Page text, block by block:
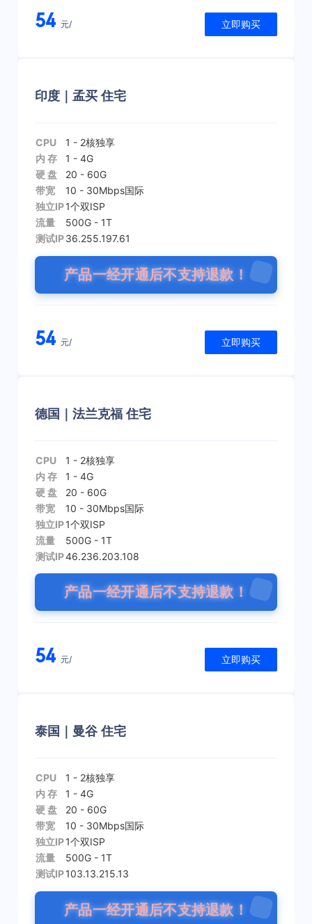
54 元/ 立即购买
印度｜孟买 住宅
CPU 1 - 2核独享
内 存
1 - 4G
硬 盘
20 - 60G
带宽
10 - 30Mbps国际
独立IP1个双ISP
流量
500G - 1T
测试IP36.255.197.61
产品一经开通后不支持退款！
54 元/ 立即购买
德国｜法兰克福 住宅
CPU 1 - 2核独享
内 存
1 - 4G
硬 盘
20 - 60G
带宽
10 - 30Mbps国际
独立IP1个双ISP
流量
500G - 1T
测试IP46.236.203.108
产品一经开通后不支持退款！
54 元/ 立即购买
泰国｜曼谷 住宅
CPU 1 - 2核独享
内 存
1 - 4G
硬 盘
20 - 60G
带宽
10 - 30Mbps国际
独立IP1个双ISP
流量
500G - 1T
测试IP103.13.215.13
产品一经开通后不支持退款！